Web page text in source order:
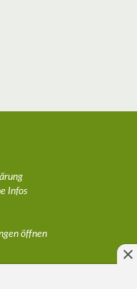
Infos
öffnen